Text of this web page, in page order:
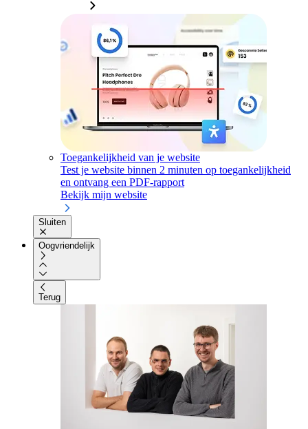
Toegankelijkheid van je website
Test je website binnen 2 minuten op toegankelijkheid
en ontvang een PDF-rapport
Bekijk mijn website
Sluiten
Oogvriendelijk
Terug